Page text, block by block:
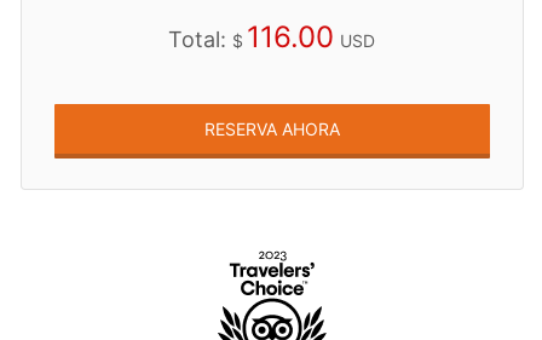
Total: $ 116.00 USD